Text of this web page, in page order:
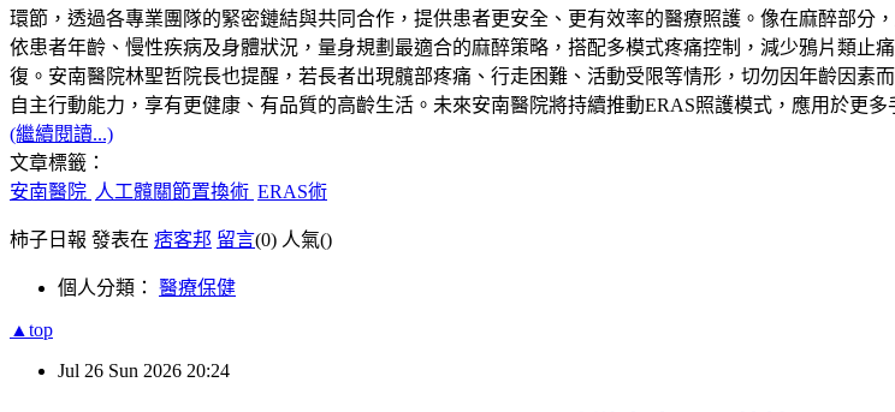
環節，透過各專業團隊的緊密鏈結與共同合作，提供患者更安全、更有效率的醫療照護。像在麻醉部
依患者年齡、慢性疾病及身體狀況，量身規劃最適合的麻醉策略，搭配多模式疼痛控制，減少鴉片類
復。安南醫院林聖哲院長也提醒，若長者出現髖部疼痛、行走困難、活動受限等情形，切勿因年齡因
自主行動能力，享有更健康、有品質的高齡生活。未來安南醫院將持續推動ERAS照護模式，應用於更
(繼續閱讀...)
文章標籤：
安南醫院 人工髖關節置換術 ERAS術
柿子日報 發表在 痞客邦 留言(0) 人氣()
個人分類： 醫療保健
▲top
Jul 26 Sun 2026 20:24